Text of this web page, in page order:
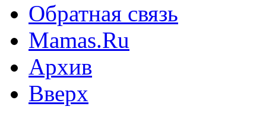
Обратная связь
Mamas.Ru
Архив
Вверх